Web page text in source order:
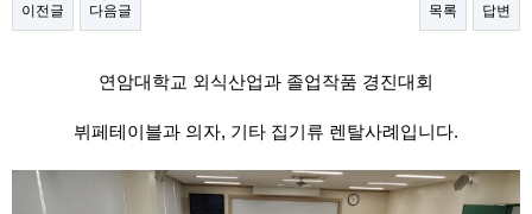
이전글 다음글 목록 답변
연암대학교 외식산업과 졸업작품 경진대회
뷔페테이블과 의자, 기타 집기류 렌탈사례입니다.